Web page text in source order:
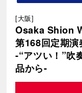
[大阪]
Osaka Shion
第168回定期演
-“アツい！”吹
品から-